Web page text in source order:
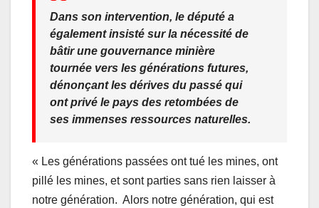
Dans son intervention, le député a
également insisté sur la nécessité de
bâtir une gouvernance minière
tournée vers les générations futures,
dénonçant les dérives du passé qui
ont privé le pays des retombées de
ses immenses ressources naturelles.
« Les générations passées ont tué les mines, ont
pillé les mines, et sont parties sans rien laisser à
notre génération. Alors notre génération, qui est